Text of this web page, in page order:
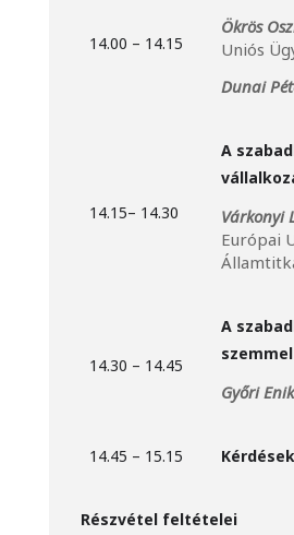
14.00 – 14.15
Ökrös
Uniós
Dunai
14.15– 14.30
A
Várkonyi
Európai
14.30 – 14.45
A
szemmel
Győri
14.45 – 15.15
Részvétel feltételei